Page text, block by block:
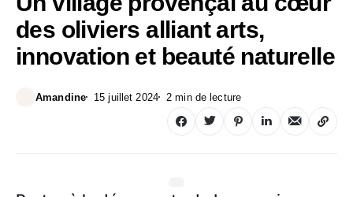
des oliviers alliant arts,
innovation et beauté naturelle
Amandine 15 juillet 2024 2 min de lecture